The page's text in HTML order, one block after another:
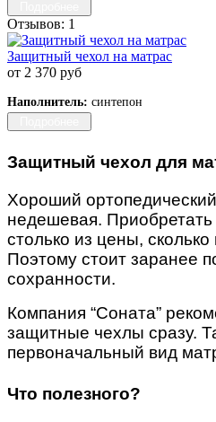
Отзывов: 1
Защитный чехол на матрас
от 2 370 руб
Наполнитель: синтепон
Защитный чехол для
Хороший
недешевая. Приобретать
столько из цены,
Поэтому стоит заранее
сохранности.
Компания “Соната”
защитные чехлы сразу.
первоначальный вид
Что полезного?